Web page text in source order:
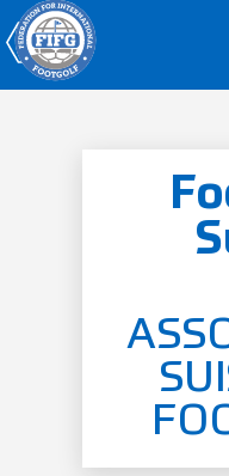
Accueil
À propos
Joueurs